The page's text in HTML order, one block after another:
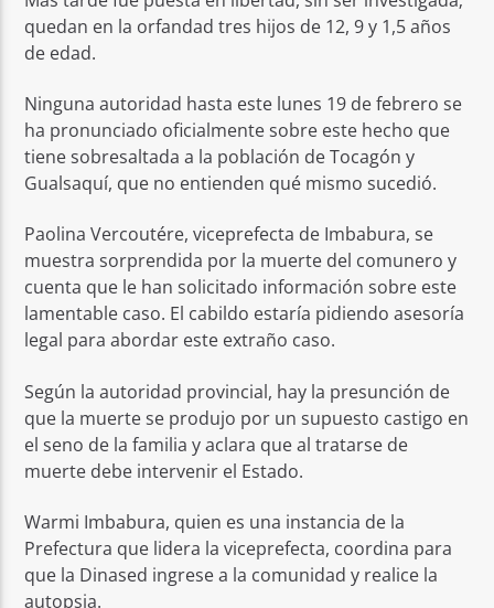
quedan en la orfandad tres hijos de 12, 9 y 1,5 años
de edad.
Ninguna autoridad hasta este lunes 19 de febrero se
ha pronunciado oficialmente sobre este hecho que
tiene sobresaltada a la población de Tocagón y
Gualsaquí, que no entienden qué mismo sucedió.
Paolina Vercoutére, viceprefecta de Imbabura, se
muestra sorprendida por la muerte del comunero y
cuenta que le han solicitado información sobre este
lamentable caso. El cabildo estaría pidiendo asesoría
legal para abordar este extraño caso.
Según la autoridad provincial, hay la presunción de
que la muerte se produjo por un supuesto castigo en
el seno de la familia y aclara que al tratarse de
muerte debe intervenir el Estado.
Warmi Imbabura, quien es una instancia de la
Prefectura que lidera la viceprefecta, coordina para
que la Dinased ingrese a la comunidad y realice la
autopsia.